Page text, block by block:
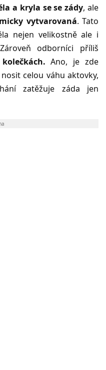
a kryla se se zády, ale
vytvarovaná. Tato
nejen velikostně ale i
odborníci příliš
Ano, je zde
celou váhu aktovky,
zatěžuje záda jen